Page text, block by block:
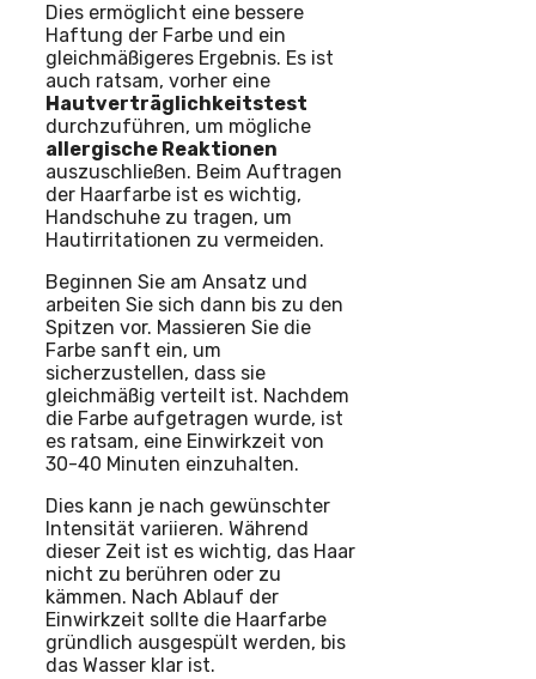
Dies ermöglicht eine bessere
Haftung der Farbe und ein
gleichmäßigeres Ergebnis. Es ist
auch ratsam, vorher eine
Hautverträglichkeitstest
durchzuführen, um mögliche
allergische Reaktionen
auszuschließen. Beim Auftragen
der Haarfarbe ist es wichtig,
Handschuhe zu tragen, um
Hautirritationen zu vermeiden.
Beginnen Sie am Ansatz und
arbeiten Sie sich dann bis zu den
Spitzen vor. Massieren Sie die
Farbe sanft ein, um
sicherzustellen, dass sie
gleichmäßig verteilt ist. Nachdem
die Farbe aufgetragen wurde, ist
es ratsam, eine Einwirkzeit von
30-40 Minuten einzuhalten.
Dies kann je nach gewünschter
Intensität variieren. Während
dieser Zeit ist es wichtig, das Haar
nicht zu berühren oder zu
kämmen. Nach Ablauf der
Einwirkzeit sollte die Haarfarbe
gründlich ausgespült werden, bis
das Wasser klar ist.